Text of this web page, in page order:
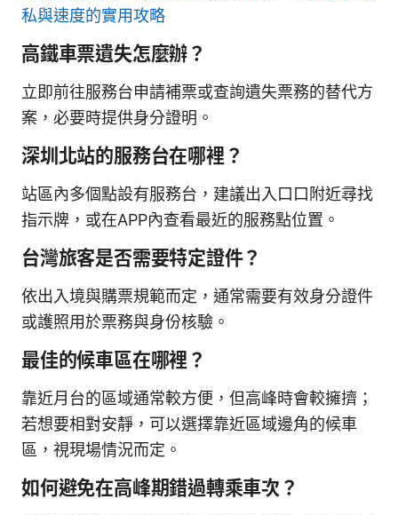
私與速度的實用攻略
高鐵車票遺失怎麼辦？
立即前往服務台申請補票或查詢遺失票務的替代方
案，必要時提供身分證明。
深圳北站的服務台在哪裡？
站區內多個點設有服務台，建議出入口口附近尋找
指示牌，或在APP內查看最近的服務點位置。
台灣旅客是否需要特定證件？
依出入境與購票規範而定，通常需要有效身分證件
或護照用於票務與身份核驗。
最佳的候車區在哪裡？
靠近月台的區域通常較方便，但高峰時會較擁擠；
若想要相對安靜，可以選擇靠近區域邊角的候車
區，視現場情況而定。
如何避免在高峰期錯過轉乘車次？